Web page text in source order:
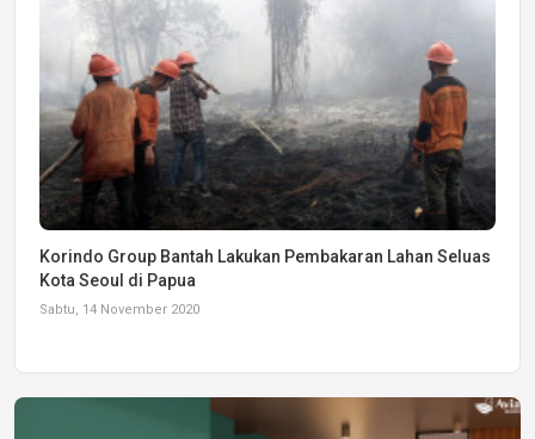
Korindo Group Bantah Lakukan Pembakaran Lahan Seluas
Kota Seoul di Papua
Sabtu, 14 November 2020